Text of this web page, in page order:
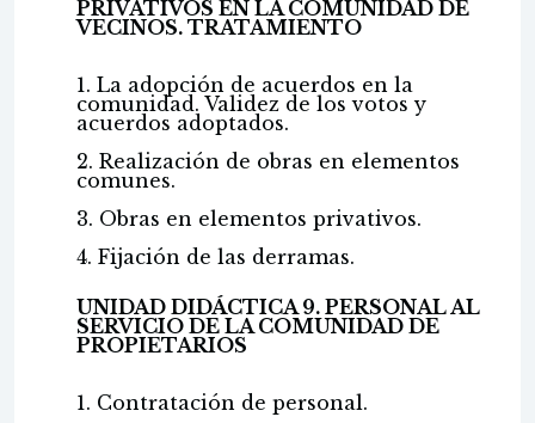
PRIVATIVOS EN LA COMUNIDAD DE
VECINOS. TRATAMIENTO
1. La adopción de acuerdos en la
comunidad. Validez de los votos y
acuerdos adoptados.
2. Realización de obras en elementos
comunes.
3. Obras en elementos privativos.
4. Fijación de las derramas.
UNIDAD DIDÁCTICA 9. PERSONAL AL
SERVICIO DE LA COMUNIDAD DE
PROPIETARIOS
1. Contratación de personal.